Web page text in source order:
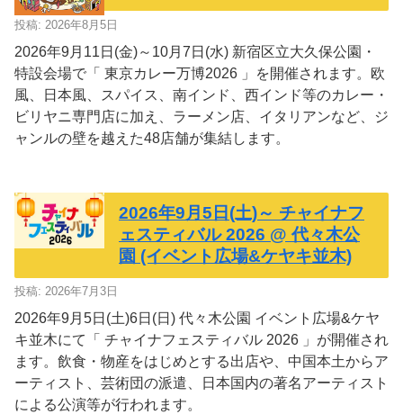
投稿: 2026年8月5日
2026年9月11日(金)～10月7日(水) 新宿区立大久保公園・
特設会場で「 東京カレー万博2026 」を開催されます。欧
風、日本風、スパイス、南インド、西インド等のカレー・
ビリヤニ専門店に加え、ラーメン店、イタリアンなど、ジ
ャンルの壁を越えた48店舗が集結します。
2026年9月5日(土)～ チャイナフ
ェスティバル 2026 @ 代々木公
園 (イベント広場&ケヤキ並木)
投稿: 2026年7月3日
2026年9月5日(土)6日(日) 代々木公園 イベント広場&ケヤ
キ並木にて「 チャイナフェスティバル 2026 」が開催され
ます。飲食・物産をはじめとする出店や、中国本土からア
ーティスト、芸術団の派遣、日本国内の著名アーティスト
による公演等が行われます。